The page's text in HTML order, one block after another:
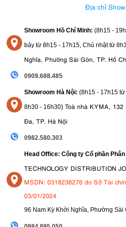
của ống kín này có thể là một
sách eo hẹp
Không có chống rung quang
điều kiện ánh sáng cực yếu.
6. Các lĩnh vực ứng
Z 20mm F1.8 S
6.1. Nhiếp ảnh phong cảnh
Góc rộng 20mm giúp bạn bao quát
núi non hùng vĩ đến bãi biển bao la.
các tình huống ánh sáng yếu hoặc
6.2. Nhiếp ảnh thiên văn
Khẩu độ f/1.8 lớn cho phép thu nhận
Địa chỉ
Showroom Hồ Chí Minh: (8h15 -
bảy từ 8h15 - 17h15, Chủ nhật từ 8
Nghĩa, Phường Sài Gòn, TP. Hồ
0909.688.485
Showroom Hà Nội: (8h15 - 17h15
8h30 - 16h30) Toà nhà KYMA,
Đa, TP. Hà Nội
0982.580.303
Head Office: Công ty Cổ phần
TECHNOLOGY DISTRIBUTION
MSDN: 0318238276 do Sở Tài
03/01/2024
96 Nam Kỳ Khởi Nghĩa, Phường Sài